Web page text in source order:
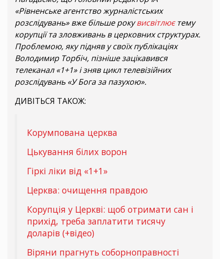
«Рівненське агентство журналістських
розслідувань» вже більше рокувисвітлюєтему
корупції та зловживань в церковних структурах.
Проблемою, яку підняв у своїх публікаціях
Володимир Торбіч, пізніше зацікавився
телеканал «1+1» і зняв цикл телевізійних
розслідувань «У Бога за пазухою».
ДИВІТЬСЯ ТАКОЖ:
Корумпована церква
Цькування білих ворон
Гіркі ліки від «1+1»
Церква: очищення правдою
Корупція у Церкві: щоб отримати сан і
прихід, треба заплатити тисячу
доларів (+відео)
Віряни прагнуть соборноправності